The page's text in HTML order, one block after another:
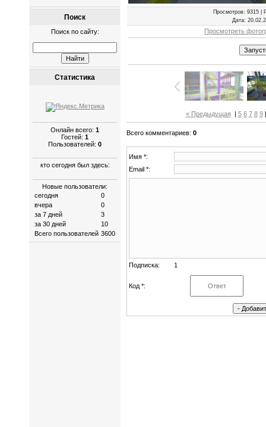
Поиск
Поиск по сайту:
Статистика
Онлайн всего: 1
Гостей: 1
Пользователей: 0
кто сегодня был здесь:
Новые пользователи:
сегодня
0
вчера
0
за 7 дней
3
за 30 дней
10
Всего пользователей 3600
Просмотров: 9315 |
Дата:
Просмотреть
« Предыдущая | 5 6 7 8 9[
Всего комментариев: 0
Имя *:
Email *:
Подписка: 1
Код *: